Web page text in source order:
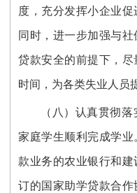
度，充分发挥小企业促
同时，进一步加强与
贷款安全的前提下，
时间，为各类失业人员
（八）认真贯彻
家庭学生顺利完成学
款业务的农业银行和
订的国家助学贷款合